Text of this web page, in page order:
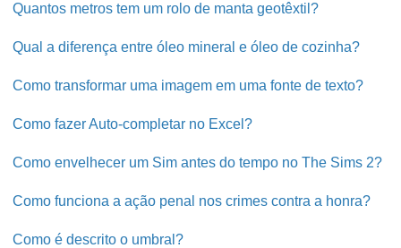
Quantos metros tem um rolo de manta geotêxtil?
Qual a diferença entre óleo mineral e óleo de cozinha?
Como transformar uma imagem em uma fonte de texto?
Como fazer Auto-completar no Excel?
Como envelhecer um Sim antes do tempo no The Sims 2?
Como funciona a ação penal nos crimes contra a honra?
Como é descrito o umbral?